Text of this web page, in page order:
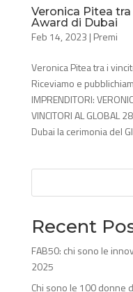
Veronica Pitea
Award di Dubai
Feb 14, 2023 | Premi
Veronica Pitea tra i
Riceviamo e
IMPRENDITORI:
VINCITORI AL GLOBAL
Dubai la cerimonia del
Recent
FAB50: chi sono le
2025
Chi sono le 100 donne